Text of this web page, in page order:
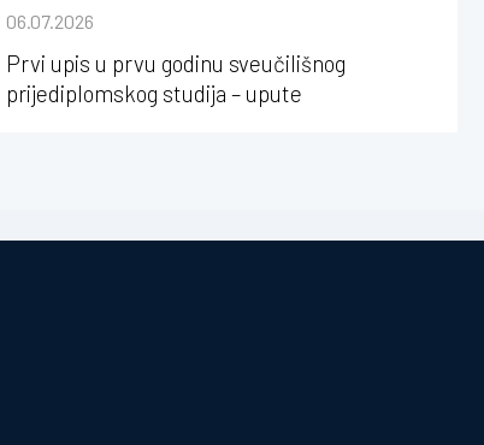
Strossmayera u Osijeku
06.07.2026
Prvi upis u prvu godinu sveučilišnog
prijediplomskog studija – upute